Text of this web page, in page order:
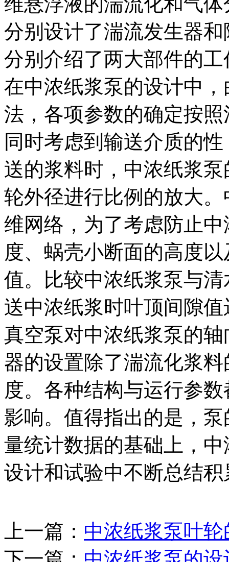
分别设计了湍流发生器
分别介绍了两大部件的
在中浓纸浆泵的设计中
法，各项参数的确定按
同时考虑到输送介质的
送的浆料时，中浓纸浆
轮外径进行比例的放大
维网络，为了考虑防止
度、蜗壳小断面的高度
值。比较中浓纸浆泵与
送中浓纸浆时叶顶间隙
真空泵对中浓纸浆泵的
器的设置除了湍流化浆
度。各种结构与运行参
影响。值得指出的是， 泵
量统计数据的基础上，
设计和试验中不断总结
上一篇： 中浓纸浆泵叶